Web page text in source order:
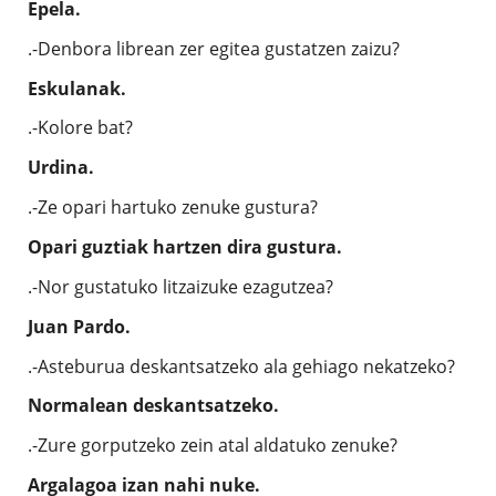
Epela.
.-Denbora librean zer egitea gustatzen zaizu?
Eskulanak.
.-Kolore bat?
Urdina.
.-Ze opari hartuko zenuke gustura?
Opari guztiak hartzen dira gustura.
.-Nor gustatuko litzaizuke ezagutzea?
Juan Pardo.
.-Asteburua deskantsatzeko ala gehiago nekatzeko?
Normalean deskantsatzeko.
.-Zure gorputzeko zein atal aldatuko zenuke?
Argalagoa izan nahi nuke.